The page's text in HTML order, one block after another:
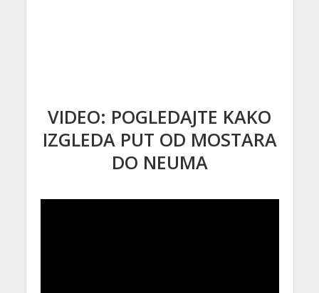
VIDEO: POGLEDAJTE KAKO
IZGLEDA PUT OD MOSTARA
DO NEUMA